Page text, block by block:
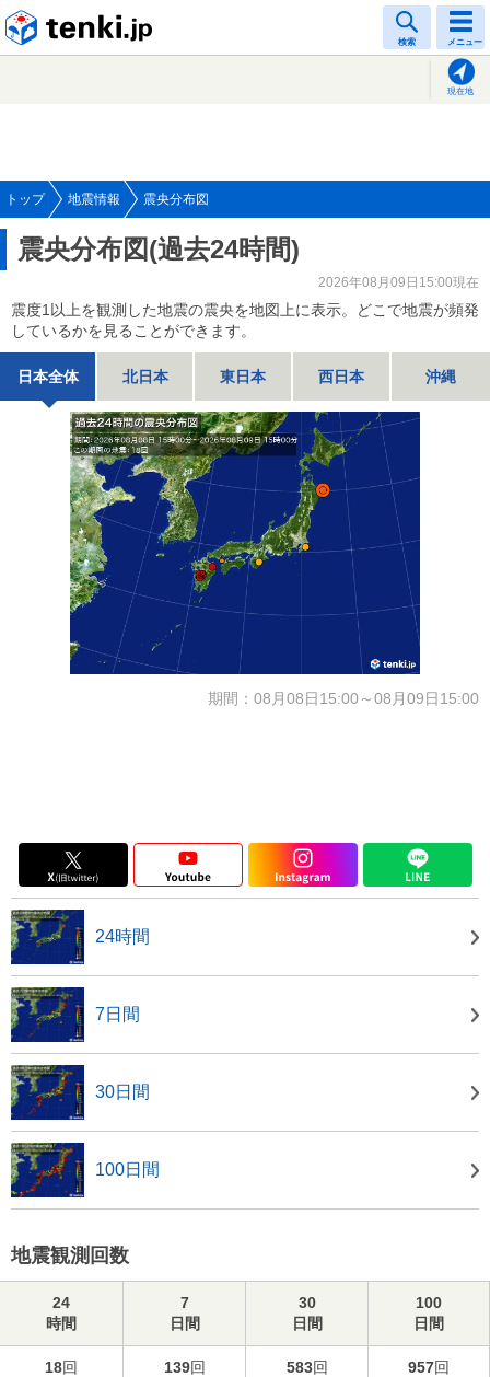
検索 メニュー
現在地
トップ 地震情報 震央分布図
震央分布図(過去24時間)
2026年08月09日15:00現在
震度1以上を観測した地震の震央を地図上に表示。どこで地震が頻発
しているかを見ることができます。
日本全体 北日本 東日本 西日本 沖縄
期間：08月08日15:00～08月09日15:00
24時間
7日間
30日間
100日間
地震観測回数
24
時間
7
日間
30
日間
100
日間
18回 139回 583回 957回